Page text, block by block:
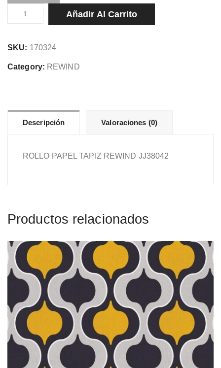
ROLLO
PAPEL
REWIND
JJ38042
Añadir Al Carrito
SKU: 170324
Category: REWIND
Descripción Valoraciones (0)
ROLLO PAPEL TAPIZ REWIND JJ38042
Productos relacionados